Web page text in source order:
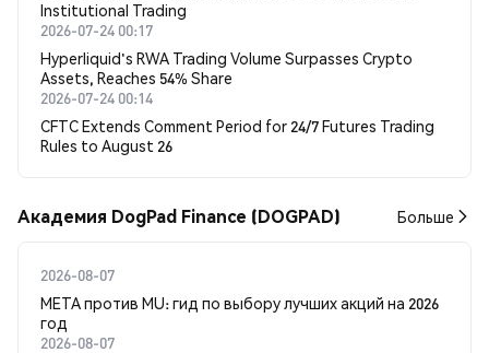
Institutional Trading
2026-07-24 00:17
Hyperliquid's RWA Trading Volume Surpasses Crypto
Assets, Reaches 54% Share
2026-07-24 00:14
CFTC Extends Comment Period for 24/7 Futures Trading
Rules to August 26
Академия DogPad Finance (DOGPAD) Больше
2026-08-07
META против MU: гид по выбору лучших акций на 2026
год
2026-08-07